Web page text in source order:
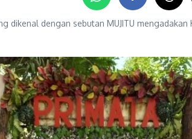
dikenal dengan sebutan MUJITU